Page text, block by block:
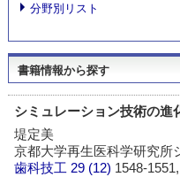
分野別リスト
書籍情報から探す
シミュレーション技術の進
堤定美
京都大学再生医科学研究所
歯科技工 29 (12) 1548-